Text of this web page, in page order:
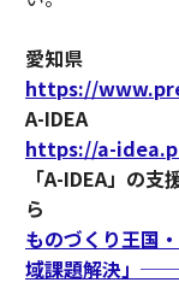
愛知県
https://
A-IDEA
https://a-
「A-IDEA」の
ら
ものづくり王国
域課題解決」──